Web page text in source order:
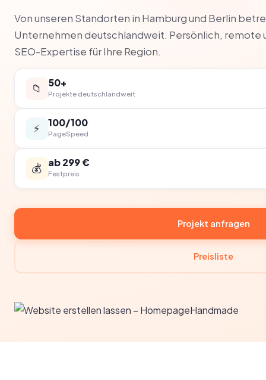
Von unseren Standorten in Hamburg und Berlin
Unternehmen deutschlandweit. Persönlich, remote
SEO-Expertise für Ihre Region.
📁 50+
Projekte deutschlandweit
⚡ 100/100
PageSpeed
💰 ab 299 €
Festpreis
Projekt anfragen
Preisliste